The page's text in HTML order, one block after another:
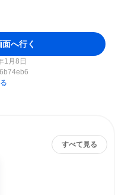
へ行く
1月8日
すべて見る